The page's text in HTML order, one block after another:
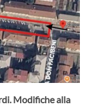
Modifiche alla